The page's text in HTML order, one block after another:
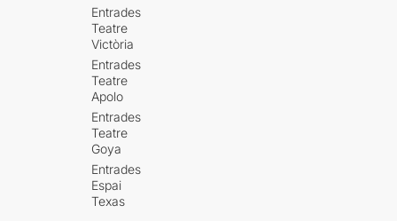
Entrades
Teatre
Victòria
Entrades
Teatre
Apolo
Entrades
Teatre
Goya
Entrades
Espai
Texas